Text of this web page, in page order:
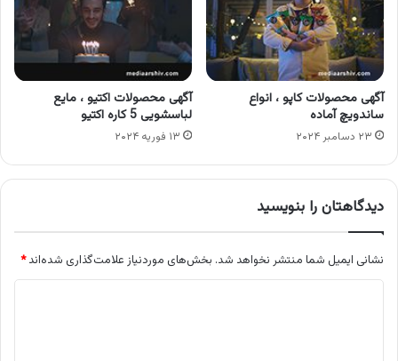
آگهی محصولات کاپو ، انواع
ساندویچ آماده
۲۳ دسامبر ۲۰۲۴
آگهی محصولات اکتیو ، مایع
لباسشویی 5 کاره اکتیو
۱۳ فوریه ۲۰۲۴
دیدگاهتان را بنویسید
نشانی ایمیل شما منتشر نخواهد شد. بخش‌های موردنیاز علامت‌گذاری شده‌اند*